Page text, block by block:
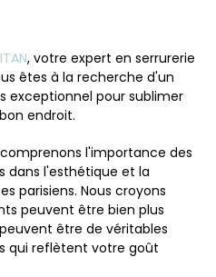
, votre expert en serrurerie
êtes à la recherche d'un
exceptionnel pour sublimer
endroit.
comprenons l'importance des
dans l'esthétique et la
parisiens. Nous croyons
peuvent être bien plus
être de véritables
qui reflètent votre goût